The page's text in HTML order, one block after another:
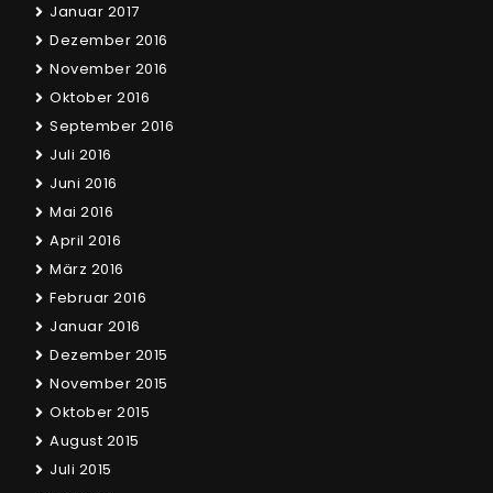
Januar 2017
Dezember 2016
November 2016
Oktober 2016
September 2016
Juli 2016
Juni 2016
Mai 2016
April 2016
März 2016
Februar 2016
Januar 2016
Dezember 2015
November 2015
Oktober 2015
August 2015
Juli 2015